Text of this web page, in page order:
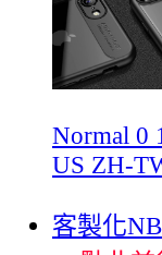
Normal 0
US ZH-
客製化